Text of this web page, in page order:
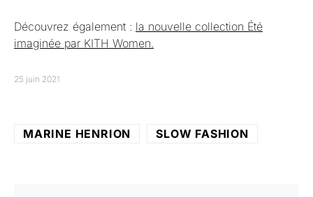
Découvrez également : la nouvelle collection Été
imaginée par KITH Women.
25 juin 2021
MARINE HENRION SLOW FASHION